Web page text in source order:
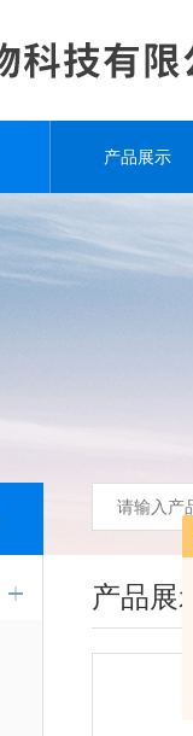
产品展示
产品展示